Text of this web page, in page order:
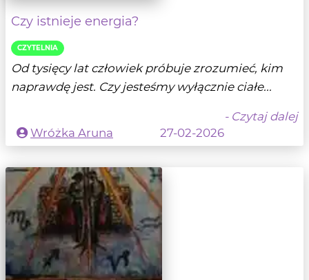
Czy istnieje energia?
CZYTELNIA
Od tysięcy lat człowiek próbuje zrozumieć, kim
naprawdę jest. Czy jesteśmy wyłącznie ciałe...
- Czytaj dalej
Wróżka Aruna
27-02-2026